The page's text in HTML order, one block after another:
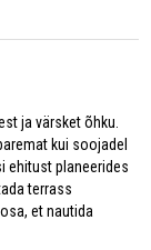
ja värsket õhku.
kui soojadel
ehitust planeerides
terrass
et nautida